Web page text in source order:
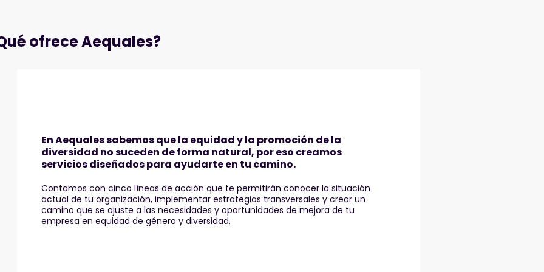
ofrece Aequales?
En Aequales sabemos que la equidad y la promoción de la
diversidad no suceden de forma natural, por eso creamos
servicios diseñados para ayudarte en tu camino.
Contamos con cinco líneas de acción que te permitirán conocer la situación
actual de tu organización, implementar estrategias transversales y crear un
camino que se ajuste a las necesidades y oportunidades de mejora de tu
empresa en equidad de género y diversidad.